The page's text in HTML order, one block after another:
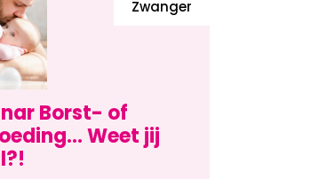
Borst- of
Weet jij
Zwanger